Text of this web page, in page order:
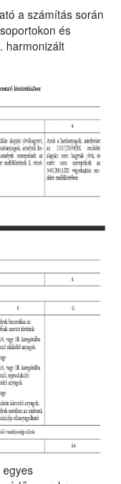
a számítás során
és
harmonizált
egyes